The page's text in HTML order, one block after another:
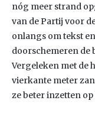
nóg meer strand
van de Partij voor
onlangs om tekst
doorschemeren de
Vergeleken met de
vierkante meter
ze beter inzetten op